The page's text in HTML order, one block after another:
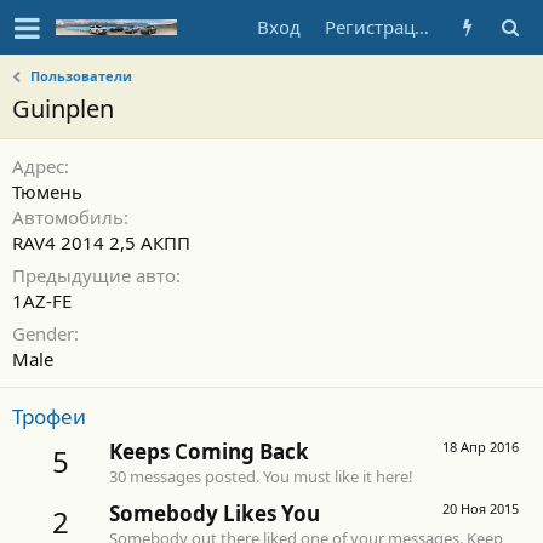
Вход Регистрация
Пользователи
Guinplen
Адрес
Тюмень
Автомобиль
RAV4 2014 2,5 АКПП
Предыдущие авто
1AZ-FE
Gender
Male
Трофеи
5 18 Апр 2016
Keeps Coming Back
30 messages posted. You must like it here!
2 20 Ноя 2015
Somebody Likes You
Somebody out there liked one of your messages. Keep